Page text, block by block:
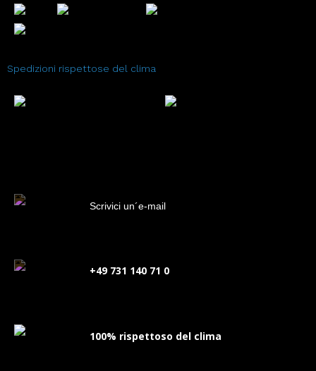
Spedizioni rispettose del clima
Scrivici un´e-mail
+49 731 140 71 0
100% rispettoso del clima